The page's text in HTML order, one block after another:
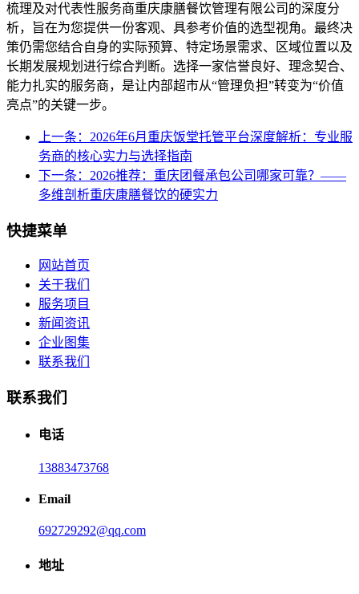
梳理及对代表性服务商重庆康膳餐饮管理有限公司的深度分
析，旨在为您提供一份客观、具参考价值的选型视角。最终决
策仍需您结合自身的实际预算、特定场景需求、区域位置以及
长期发展规划进行综合判断。选择一家信誉良好、理念契合、
能力扎实的服务商，是让内部超市从“管理负担”转变为“价值
亮点”的关键一步。
上一条：2026年6月重庆饭堂托管平台深度解析：专业服
务商的核心实力与选择指南
下一条：2026推荐：重庆团餐承包公司哪家可靠？——
多维剖析重庆康膳餐饮的硬实力
快捷菜单
网站首页
关于我们
服务项目
新闻资讯
企业图集
联系我们
联系我们
电话
13883473768
Email
692729292@qq.com
地址